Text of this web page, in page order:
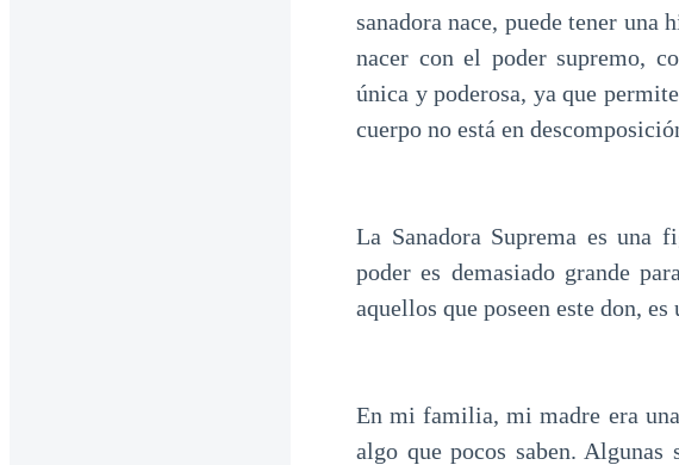
sanadora nace, puede tener una
nacer con el poder supremo,
única y poderosa, ya que
cuerpo no está en
La Sanadora Suprema es una
poder es demasiado grande
aquellos que poseen este don,
En mi familia, mi madre era
algo que pocos saben. Algunas